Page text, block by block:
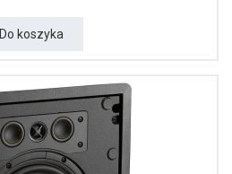
Do koszyka